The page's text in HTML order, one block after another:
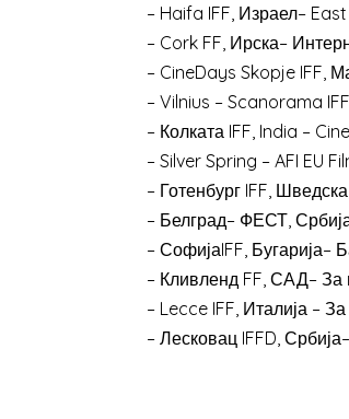
– Haifa IFF, Израел–
– Cork FF, Ирска–
– CineDays Skopje IFF,
– Vilnius – Scanorama
– Колката IFF, India –
– Silver Spring – AFI EU
– Готенбург IFF,
– Белград– ФЕСТ,
– СофијаIFF, Бугарија–
– Кливленд FF, САД– За
– Lecce IFF, Италија –
– Лесковац IFFD,